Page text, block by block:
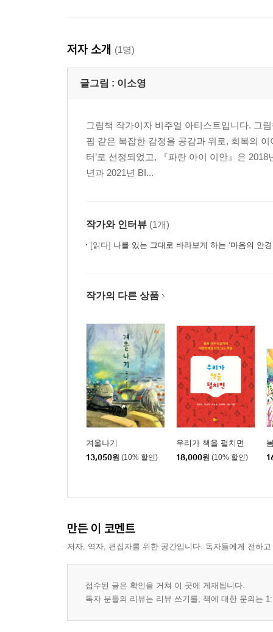
저자 소개 (1명)
글그림 : 이소영
그림책 작가이자 비주얼 아티스트입니다. 그
핍 같은 복잡한 감정을 공감과 위로, 회복의
터’로 선정되었고, 『파란 아이 이안』은
년과 2021년 BI...
작가와 인터뷰 (1개)
[읽다] 나를 있는 그대로 바라보게 하는 ‘마음의 안경
작가의 다른 상품
겨울나기
13,050원 (10% 할인)
우리가 책을 펼치면
18,000원 (10% 할인)
만든 이 코멘트
저자, 역자, 편집자를 위한 공간입니다. 독자들에게 전하
접수된 글은 확인을 거쳐 이 곳에 게재됩니다.
독자 분들의 리뷰는 리뷰 쓰기를, 책에 대한 문의는